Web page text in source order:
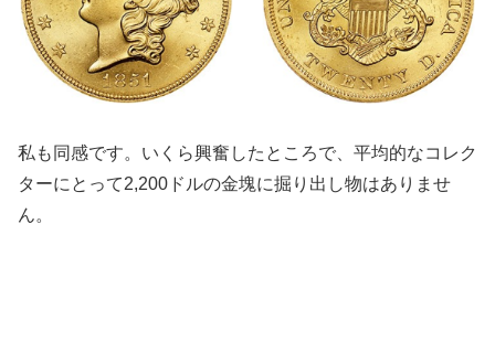
私も同感です。いくら興奮したところで、平均的なコレク
ターにとって2,200ドルの金塊に掘り出し物はありませ
ん。